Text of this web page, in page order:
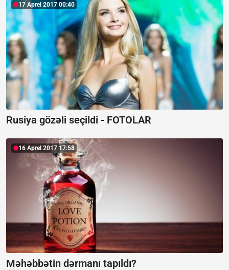
17 Aprel 2017 00:40
Rusiya gözəli seçildi - FOTOLAR
16 Aprel 2017 17:58
Məhəbbətin dərmanı tapıldı?